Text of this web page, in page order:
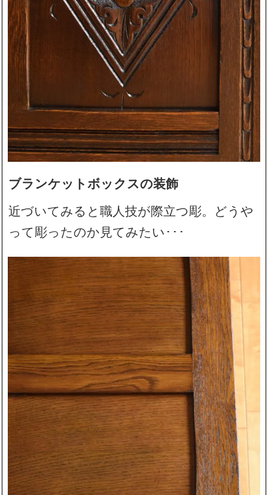
ブランケットボックスの装飾
近づいてみると職人技が際立つ彫。どうや
って彫ったのか見てみたい･･･